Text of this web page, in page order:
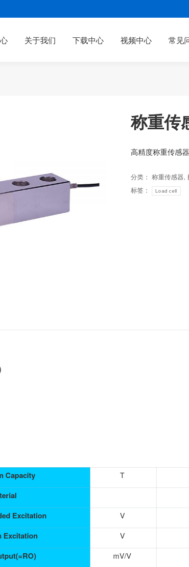
关于我们 下载中心 视频中心 常见
称重传
高精度称重传感器
分类： 称重传感器,
标签：
Load cell
Capacity T
Excitation V
Excitation V
mV/V